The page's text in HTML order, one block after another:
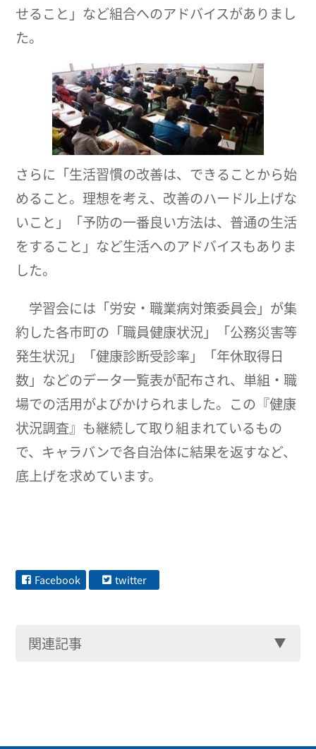
せること」など組合へのアドバイスがありまし
た。
さらに「生活習慣の改善は、できることから始
めること。理想を考え、改善のハードル上げな
いこと」「予防の一番良い方法は、普通の生活
をすること」など生活へのアドバイスもありま
した。
学習会には「労安・職業病対策委員会」が集
約した各市町の「職員健康状況」「公務災害等
発生状況」「健康診断受診率」「年休取得日
数」などのデータ一覧表が配布され、単組・職
場での活用がよびかけられました。この『健康
状況調査』も継続して取り組まれているもの
で、キャラバンで各自治体に結果を返すなど、
底上げを求めています。
Facebook twitter
関連記事